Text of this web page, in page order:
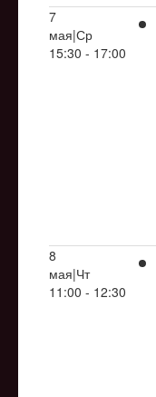
7
мая|Ср
15:30 - 17:00
8
мая|Чт
11:00 - 12:30